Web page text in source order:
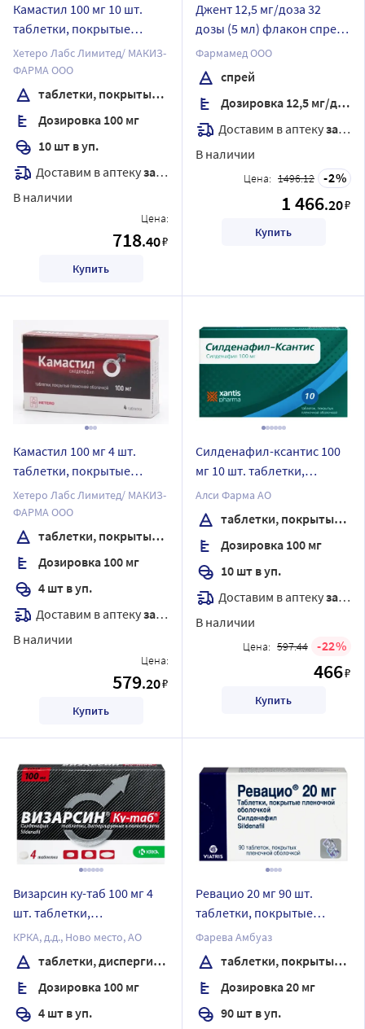
Камастил 100 мг 10 шт.
таблетки, покрытые
пленочной оболочкой
Хетеро Лабс Лимитед/ МАКИЗ-
ФАРМА ООО
таблетки, покрытые пленочной оболочкой
Дозировка 100 мг
10 шт в уп.
Доставим в аптекузавтра
В наличии
Цена:
718.40₽
Купить
Джент 12,5 мг/доза 32
дозы (5 мл) флакон спрей
для приема внутрь
дозированный 5 мл
Фармамед ООО
спрей
Дозировка 12,5 мг/доза
Доставим в аптекузавтра
В наличии
Цена: 1496.12 2
1 466.20₽
Купить
Камастил 100 мг 4 шт.
таблетки, покрытые
пленочной оболочкой
Хетеро Лабс Лимитед/ МАКИЗ-
ФАРМА ООО
таблетки, покрытые пленочной оболочкой
Дозировка 100 мг
4 шт в уп.
Доставим в аптекузавтра
В наличии
Цена:
579.20₽
Купить
Силденафил-ксантис 100
мг 10 шт. таблетки,
покрытые пленочной
оболочкой
Алси Фарма АО
таблетки, покрытые пленочной оболочкой
Дозировка 100 мг
10 шт в уп.
Доставим в аптекузавтра
В наличии
Цена: 597.44 22
466₽
Купить
Визарсин ку-таб 100 мг 4
шт. таблетки,
диспергируемые в
полости рта
КРКА, д.д., Ново место, АО
таблетки, диспергируемые в полости рта
Дозировка 100 мг
4 шт в уп.
Ревацио 20 мг 90 шт.
таблетки, покрытые
пленочной оболочкой
Фарева Амбуаз
таблетки, покрытые пленочной оболочкой
Дозировка 20 мг
90 шт в уп.